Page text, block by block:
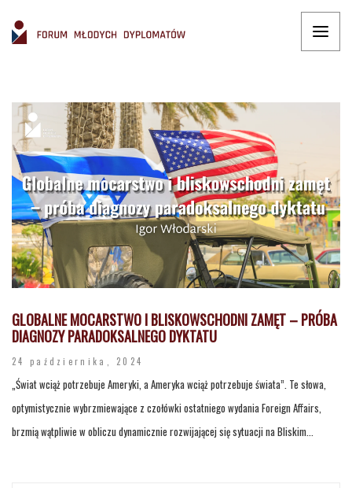
GLOBALNE MOCARSTWO I BLISKOWSCHODNI ZAMĘT – PRÓBA
DIAGNOZY PARADOKSALNEGO DYKTATU
24 października, 2024
„Świat wciąż potrzebuje Ameryki, a Ameryka wciąż potrzebuje świata”. Te słowa,
optymistycznie wybrzmiewające z czołówki ostatniego wydania Foreign Affairs,
brzmią wątpliwie w obliczu dynamicznie rozwijającej się sytuacji na Bliskim...